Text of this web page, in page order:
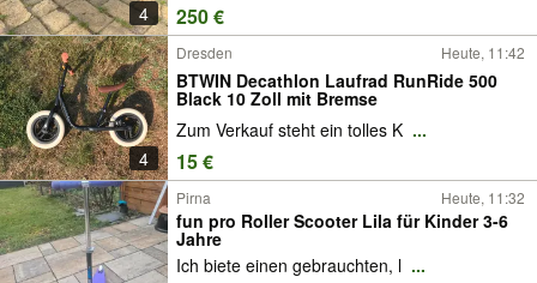
4 250 €
4
Dresden Heute, 11:42
BTWIN Decathlon Laufrad RunRide 500
Black 10 Zoll mit Bremse
Zum Verkauf steht ein tolles K ...
15 €
Pirna Heute, 11:32
fun pro Roller Scooter Lila für Kinder 3-6
Jahre
Ich biete einen gebrauchten, l ...